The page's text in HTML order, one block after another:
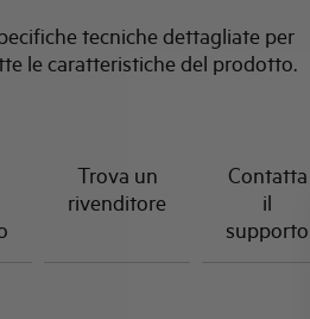
tecniche dettagliate per
le caratteristiche del prodotto.
Trova un
rivenditore
Contatta
il
supporto